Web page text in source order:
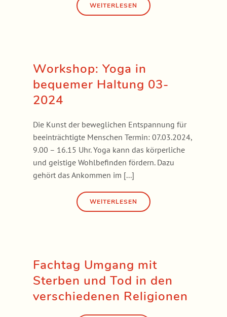
Workshop: Yoga in
bequemer Haltung 03-
2024
Die Kunst der beweglichen Entspannung für
beeinträchtigte Menschen Termin: 07.03.2024,
9.00 – 16.15 Uhr. Yoga kann das körperliche
und geistige Wohlbefinden fördern. Dazu
gehört das Ankommen im [...]
Fachtag Umgang mit
Sterben und Tod in den
verschiedenen Religionen